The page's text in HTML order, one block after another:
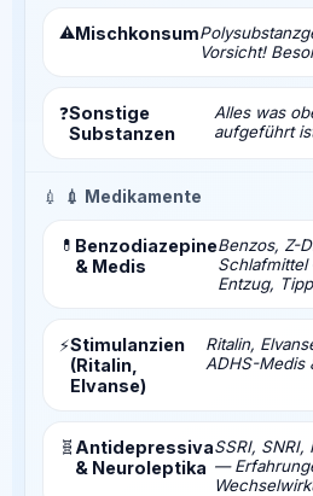
⚠️Mischkonsum
Vorsicht!
❓Sonstige
Substanzen
Alles was
aufgeführt
💉 💉 Medikamente
💊 Benzodiazepine
& Medis
Benzos, Z-
Entzug,
⚡Stimulanzien
(Ritalin,
Elvanse)
Ritalin,
ADHS-Medis
🧬 Antidepressiva
& Neuroleptika
SSRI, SNRI,
—